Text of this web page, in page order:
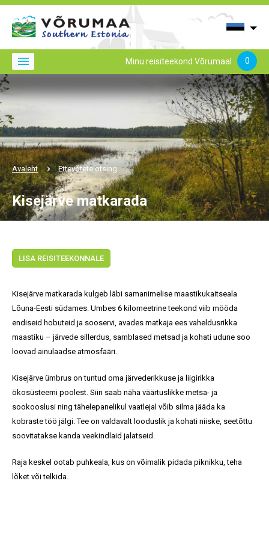
Minu reisiteekond Võrumaal 0
Avaleht Ettevõtete otsing
Kisejärve matkarada
LISA REISITEEKONNALE
Kisejärve matkarada kulgeb läbi samanimelise maastikukaitseala
Lõuna-Eesti südames. Umbes 6 kilomeetrine teekond viib mööda
endiseid hobuteid ja sooservi, avades matkaja ees vaheldusrikka
maastiku – järvede sillerdus, samblased metsad ja kohati udune soo
loovad ainulaadse atmosfääri.
Kisejärve ümbrus on tuntud oma järvederikkuse ja liigirikka
ökosüsteemi poolest. Siin saab näha väärtuslikke metsa- ja
sookooslusi ning tähelepanelikul vaatlejal võib silma jääda ka
kobraste töö jälgi. Tee on valdavalt looduslik ja kohati niiske, seetõttu
soovitatakse kanda veekindlaid jalatseid.
Raja keskel ootab puhkeala, kus on võimalik pidada piknikku, teha
lõket või telkida.